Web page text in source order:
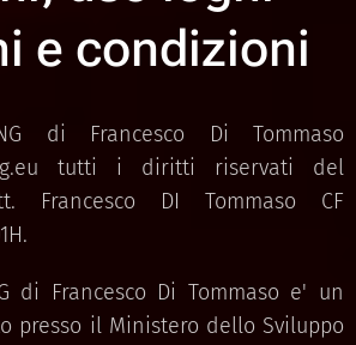
e condizioni
di Francesco Di Tommaso
tutti i diritti riservati del
Francesco DI Tommaso CF
di Francesco Di Tommaso e' un
presso il Ministero dello Sviluppo